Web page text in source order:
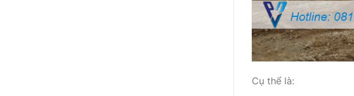
Cụ thể là: